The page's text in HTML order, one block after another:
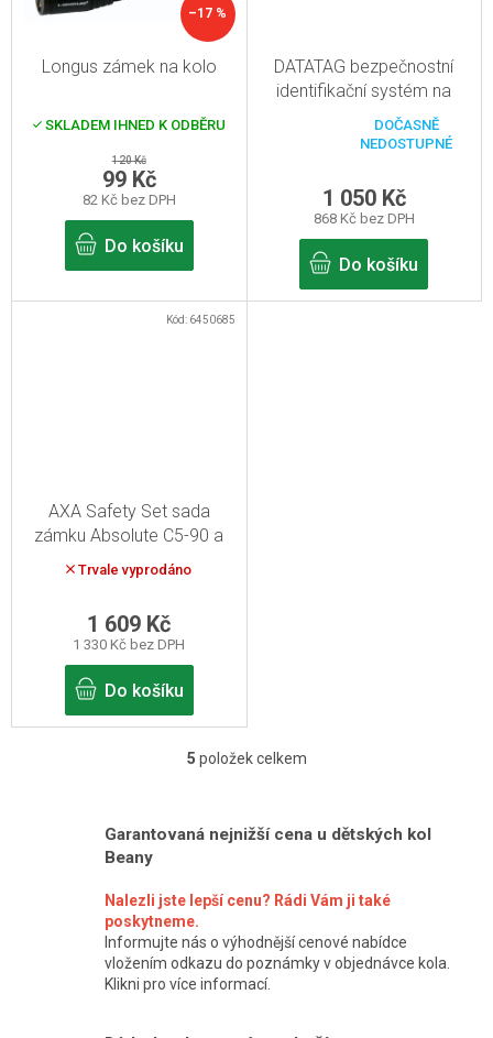
–17 %
Longus zámek na kolo
SKLADEM IHNED K ODBĚRU
120 Kč
82 Kč bez DPH
99 Kč
Do košíku
DATATAG bezpečnostní
identifikační systém na
kola
hvězdiček.
DOČASNĚ
NEDOSTUPNÉ
868 Kč bez DPH
1 050 Kč
Do košíku
AXA Safety Set sada
zámku Absolute C5-90 a
světel Dwn 50 na kolo
Trvale vyprodáno
1 330 Kč bez DPH
1 609 Kč
Do košíku
Kód: 6450685
O
l
d
c
í
5 položek celkem
Garantovaná nejnižší cena u dětských kol
Beany
Nalezli jste lepší cenu? Rádi Vám ji také
poskytneme.
Informujte nás o výhodnější cenové nabídce
vložením odkazu do poznámky v objednávce kola.
Klikni pro více informací.